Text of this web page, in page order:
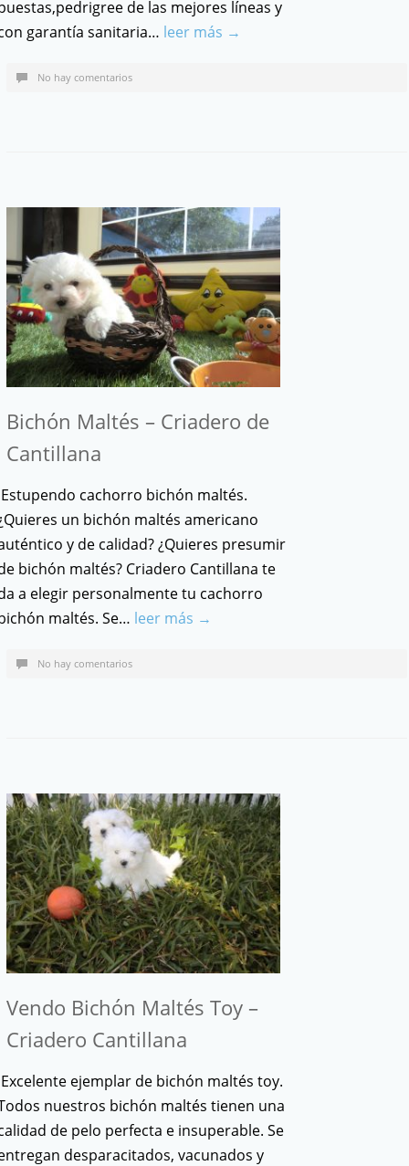
de las mejores líneas y
garantía sanitaria… leer más →
No hay comentarios
Bichón Maltés – Criadero de
Cantillana
cachorro bichón maltés.
un bichón maltés americano
y de calidad? ¿Quieres presumir
bichón maltés? Criadero Cantillana te
a elegir personalmente tu cachorro
maltés. Se… leer más →
No hay comentarios
Vendo Bichón Maltés Toy –
Criadero Cantillana
ejemplar de bichón maltés toy.
nuestros bichón maltés tienen una
de pelo perfecta e insuperable. Se
desparacitados, vacunados y